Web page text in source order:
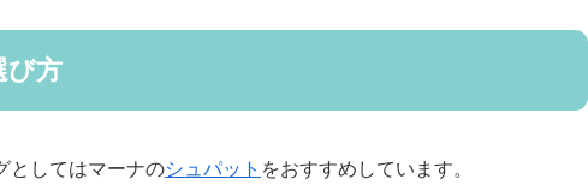
び方
としてはマーナのシュパット をおすすめしています。